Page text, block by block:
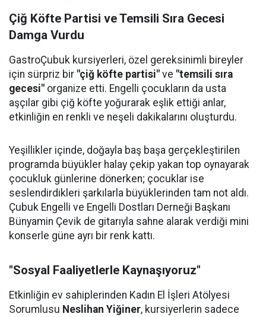
Çiğ Köfte Partisi ve Temsili Sıra Gecesi
Damga Vurdu
GastroÇubuk kursiyerleri, özel gereksinimli bireyler
için sürpriz bir "çiğ köfte partisi" ve "temsili sıra
gecesi" organize etti. Engelli çocukların da usta
aşçılar gibi çiğ köfte yoğurarak eşlik ettiği anlar,
etkinliğin en renkli ve neşeli dakikalarını oluşturdu.
Yeşillikler içinde, doğayla baş başa gerçekleştirilen
programda büyükler halay çekip yakan top oynayarak
çocukluk günlerine dönerken; çocuklar ise
seslendirdikleri şarkılarla büyüklerinden tam not aldı.
Çubuk Engelli ve Engelli Dostları Derneği Başkanı
Bünyamin Çevik de gitarıyla sahne alarak verdiği mini
konserle güne ayrı bir renk kattı.
"Sosyal Faaliyetlerle Kaynaşıyoruz"
Etkinliğin ev sahiplerinden Kadın El İşleri Atölyesi
Sorumlusu Neslihan Yiğiner, kursiyerlerin sadece